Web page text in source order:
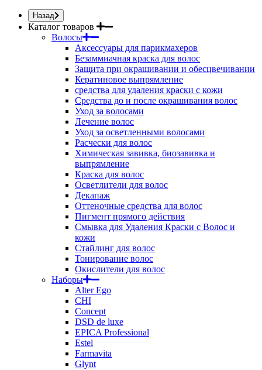
Назад
Каталог товаров
Волосы
Аксессуары для парикмахеров
Безаммиачная краска для волос
Защита при окрашивании и обесцвечивании
Кератиновое выпрямление
средства для удаления краски с кожи
Средства до и после окрашивания волос
Уход за волосами
Лечение волос
Уход за осветленными волосами
Расчески для волос
Химическая завивка, биозавивка и
выпрямление
Краска для волос
Осветлители для волос
Декапаж
Оттеночные средства для волос
Пигмент прямого действия
Смывка для Удаления Краски с Волос и
кожи
Стайлинг для волос
Тонирование волос
Окислители для волос
Наборы
Alter Ego
CHI
Concept
DSD de luxe
EPICA Professional
Estel
Farmavita
Glynt